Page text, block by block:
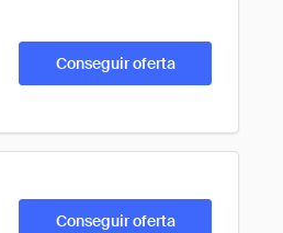
Conseguir oferta
Conseguir oferta